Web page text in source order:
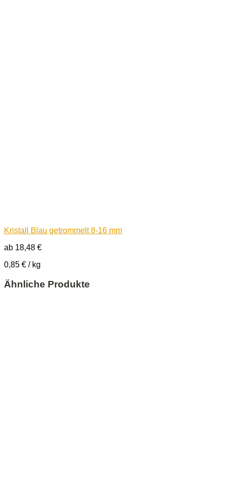
Kristall Blau getrommelt 8-16 mm
ab 18,48 €
0,85 € / kg
Ähnliche Produkte